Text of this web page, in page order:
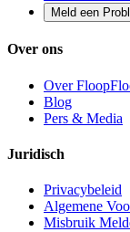
Meld een
Over ons
Over
Blog
Pers & Media
Juridisch
Privacybeleid
Algemene
Misbruik